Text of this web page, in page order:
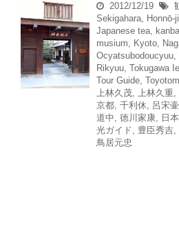
2012/12/19
Sekigahara, Honnō-
Japanese tea,
musium, Kyoto,
Ocyatsubodoucyuu,
Rikyuu, Tokugawa
Tour Guide,
上林久茂, 上林久重,
京都, 千利休, 呂宋壷
道中, 徳川家康, 日本
光ガイド, 豊臣秀吉,
鳥居元忠